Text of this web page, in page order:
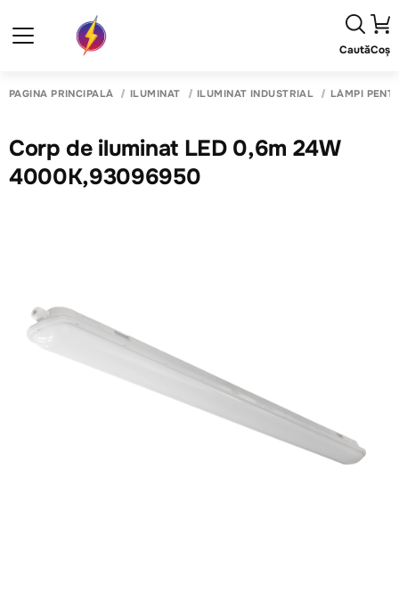
CautăCoș
PAGINA PRINCIPALĂ ILUMINAT ILUMINAT INDUSTRIAL LĂMPI
Corp de iluminat LED 0,6m 24W
4000K,93096950